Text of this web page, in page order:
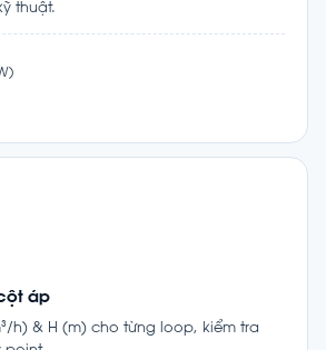
thuật.
áp
h) & H (m) cho từng loop, kiểm tra